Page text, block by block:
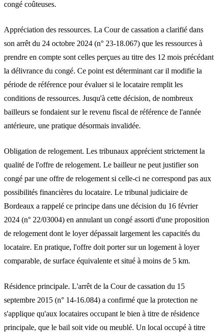
congé coûteuses.
Appréciation des ressources. La Cour de cassation a clarifié dans
son arrêt du 24 octobre 2024 (n° 23-18.067) que les ressources à
prendre en compte sont celles perçues au titre des 12 mois précédant
la délivrance du congé. Ce point est déterminant car il modifie la
période de référence pour évaluer si le locataire remplit les
conditions de ressources. Jusqu'à cette décision, de nombreux
bailleurs se fondaient sur le revenu fiscal de référence de l'année
antérieure, une pratique désormais invalidée.
Obligation de relogement. Les tribunaux apprécient strictement la
qualité de l'offre de relogement. Le bailleur ne peut justifier son
congé par une offre de relogement si celle-ci ne correspond pas aux
possibilités financières du locataire. Le tribunal judiciaire de
Bordeaux a rappelé ce principe dans une décision du 16 février
2024 (n° 22/03004) en annulant un congé assorti d'une proposition
de relogement dont le loyer dépassait largement les capacités du
locataire. En pratique, l'offre doit porter sur un logement à loyer
comparable, de surface équivalente et situé à moins de 5 km.
Résidence principale. L'arrêt de la Cour de cassation du 15
septembre 2015 (n° 14-16.084) a confirmé que la protection ne
s'applique qu'aux locataires occupant le bien à titre de résidence
principale, que le bail soit vide ou meublé. Un local occupé à titre